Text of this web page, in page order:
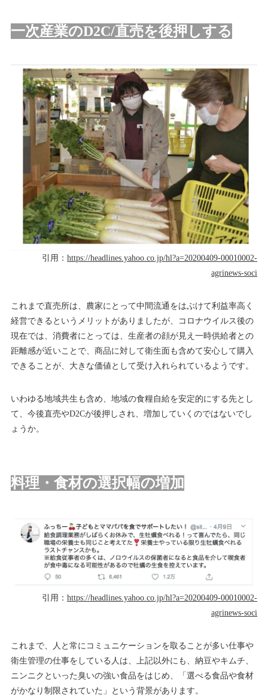
一次産業のD2C/直売を後押しする
引用：https://headlines.yahoo.co.jp/hl?a=20200409-00010002-
agrinews-soci
これまで直売所は、農家にとって中間流通をはぶけて利益率高く
経営できるというメリットがありましたが、コロナウイルス後の
現在では、消費者にとっては、生産者の顔が見え一時供給者との
距離感が近いことで、商品に対して衛生面も含めて安心して購入
できることが、大きな価値として受け入れられているようです。
いわゆる地域共生も含め、地域の食糧自給を安定的にする先とし
て、今後直売やD2Cが後押しされ、増加していくのではないでし
ょうか。
料理・食材の選択幅の増加
引用：https://headlines.yahoo.co.jp/hl?a=20200409-00010002-
agrinews-soci
これまで、人と常にコミュニケーションを取ることが多い仕事や
衛生管理の仕事をしている人は、上記以外にも、納豆やキムチ、
ニンニクといった臭いの強い食品をはじめ、「選べる食品や食材
がかなり制限されていた」という背景があります。